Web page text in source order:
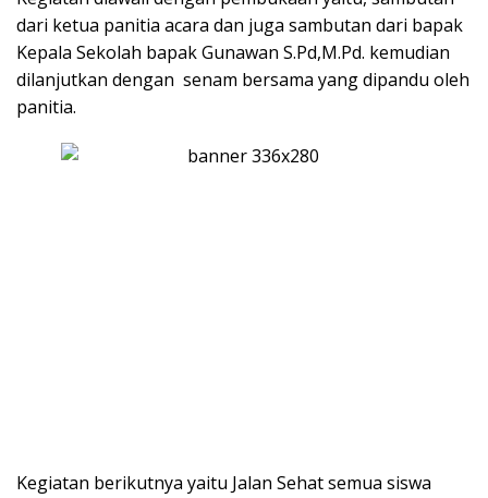
dari ketua panitia acara dan juga sambutan dari bapak
Kepala Sekolah bapak Gunawan S.Pd,M.Pd. kemudian
dilanjutkan dengan senam bersama yang dipandu oleh
panitia.
Kegiatan berikutnya yaitu Jalan Sehat semua siswa